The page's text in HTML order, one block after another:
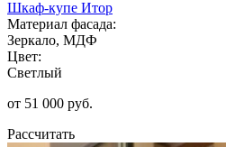
Шкаф-купе Итор
Материал фасада:
Зеркало, МДФ
Цвет:
Светлый
от 51 000 руб.
Рассчитать